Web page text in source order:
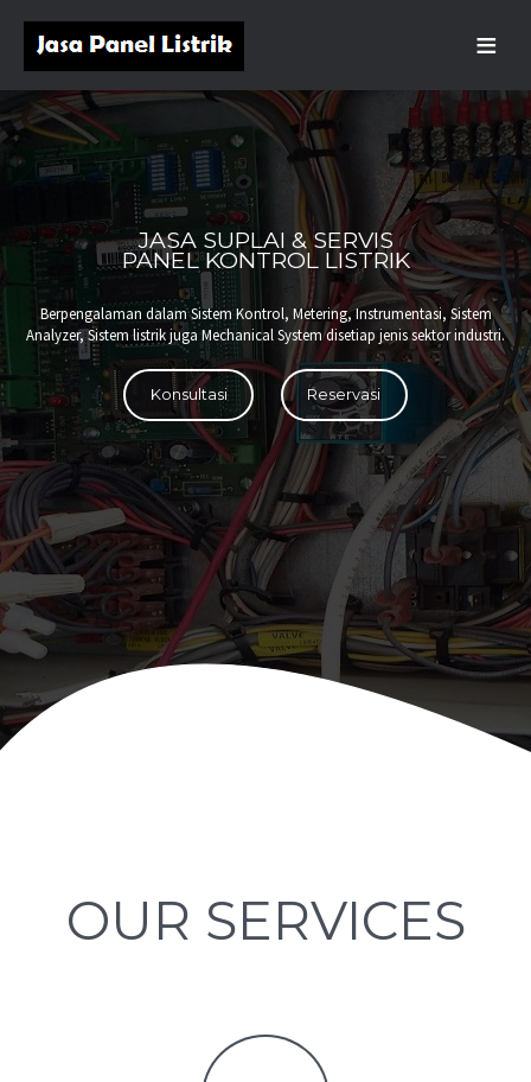
JASA SUPLAI & SERVIS
PANEL KONTROL LISTRIK
Berpengalaman dalam Sistem Kontrol, Metering, Instrumentasi, Sistem
Analyzer, Sistem listrik juga Mechanical System disetiap jenis sektor industri.
Konsultasi Reservasi
OUR SERVICES